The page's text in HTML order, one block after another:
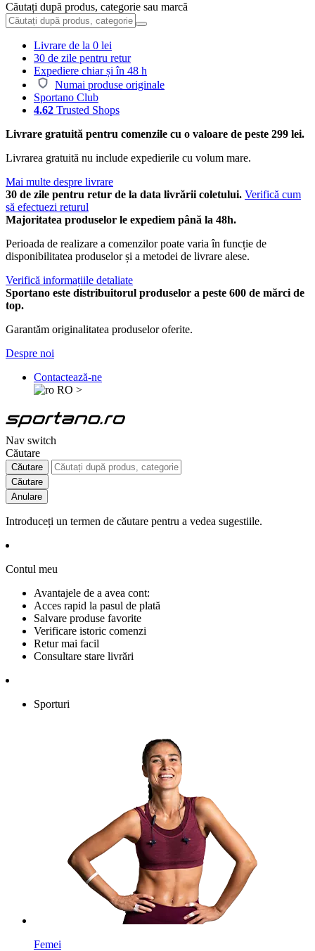
Căutați după produs, categorie sau marcă
Livrare de la 0 lei
30 de zile pentru retur
Expediere chiar și în 48 h
Numai produse originale
Sportano Club
4.62 Trusted Shops
Livrare gratuită pentru comenzile cu o valoare de peste 299 lei.
Livrarea gratuită nu include expedierile cu volum mare.
Mai multe despre livrare
30 de zile pentru retur de la data livrării coletului. Verifică cum
să efectuezi returul
Majoritatea produselor le expediem până la 48h.
Perioada de realizare a comenzilor poate varia în funcție de
disponibilitatea produselor și a metodei de livrare alese.
Verifică informațiile detaliate
Sportano este distribuitorul produselor a peste 600 de mărci de
top.
Garantăm originalitatea produselor oferite.
Despre noi
Contactează-ne
RO >
Nav switch
Căutare
Căutare
Căutare
Anulare
Introduceți un termen de căutare pentru a vedea sugestiile.
Contul meu
Avantajele de a avea cont:
Acces rapid la pasul de plată
Salvare produse favorite
Verificare istoric comenzi
Retur mai facil
Consultare stare livrări
Sporturi
Femei